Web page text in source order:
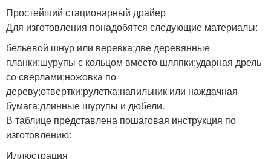
Простейший стационарный драйер
Для изготовления понадобятся следующие материалы:
бельевой шнур или веревка;две деревянные
планки;шурупы с кольцом вместо шляпки;ударная дрель
со сверлами;ножовка по
дереву;отвертки;рулетка;напильник или наждачная
бумага;длинные шурупы и дюбели.
В таблице представлена пошаговая инструкция по
изготовлению:
Иллюстрация